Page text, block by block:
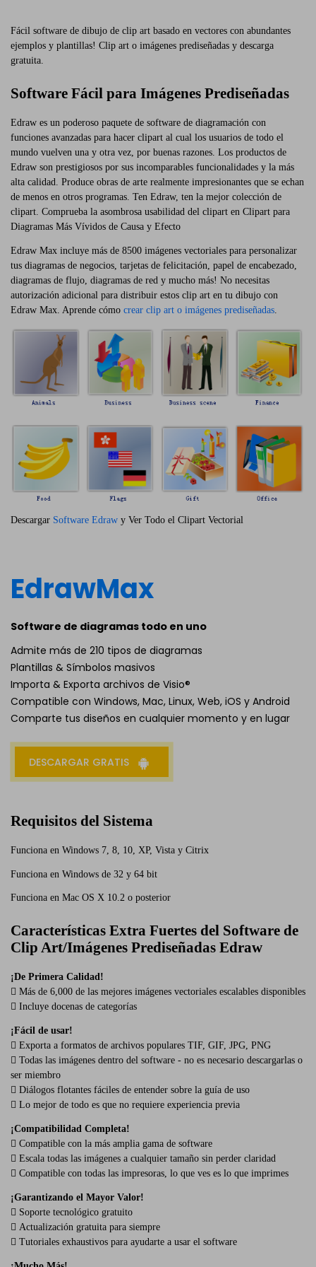
Fácil software de dibujo de clip art basado en vectores con abundantes
ejemplos y plantillas! Clip art o imágenes prediseñadas y descarga
gratuita.
Software Fácil para Imágenes Prediseñadas
Edraw es un poderoso paquete de software de diagramación con
funciones avanzadas para hacer clipart al cual los usuarios de todo el
mundo vuelven una y otra vez, por buenas razones. Los productos de
Edraw son prestigiosos por sus incomparables funcionalidades y la más
alta calidad. Produce obras de arte realmente impresionantes que se echan
de menos en otros programas. Ten Edraw, ten la mejor colección de
clipart. Comprueba la asombrosa usabilidad del clipart en Clipart para
Diagramas Más Vívidos de Causa y Efecto
Edraw Max incluye más de 8500 imágenes vectoriales para personalizar
tus diagramas de negocios, tarjetas de felicitación, papel de encabezado,
diagramas de flujo, diagramas de red y mucho más! No necesitas
autorización adicional para distribuir estos clip art en tu dibujo con
Edraw Max. Aprende cómo crear clip art o imágenes prediseñadas
Descargar Software Edraw y Ver Todo el Clipart Vectorial
EdrawMax
Software de diagramas todo en uno
Admite más de 210 tipos de diagramas
Plantillas & Símbolos masivos
Importa & Exporta archivos de Visio®
Compatible con Windows, Mac, Linux, Web, iOS y Android
Comparte tus diseños en cualquier momento y en lugar
DESCARGAR GRATIS
Requisitos del Sistema
Funciona en Windows 7, 8, 10, XP, Vista y Citrix
Funciona en Windows de 32 y 64 bit
Funciona en Mac OS X 10.2 o posterior
Características Extra Fuertes del Software de
Clip Art/Imágenes Prediseñadas Edraw
¡De Primera Calidad!
 Más de 6,000 de las mejores imágenes vectoriales escalables disponibles
 Incluye docenas de categorías
¡Fácil de usar!
 Exporta a formatos de archivos populares TIF, GIF, JPG, PNG
 Todas las imágenes dentro del software - no es necesario descargarlas o
ser miembro
 Diálogos flotantes fáciles de entender sobre la guía de uso
 Lo mejor de todo es que no requiere experiencia previa
¡Compatibilidad Completa!
 Compatible con la más amplia gama de software
 Escala todas las imágenes a cualquier tamaño sin perder claridad
 Compatible con todas las impresoras, lo que ves es lo que imprimes
¡Garantizando el Mayor Valor!
 Soporte tecnológico gratuito
 Actualización gratuita para siempre
 Tutoriales exhaustivos para ayudarte a usar el software